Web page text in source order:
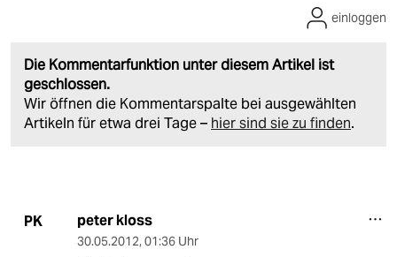
Die Kommentarfunktion unter diesem Artikel ist
geschlossen.
Wir öffnen die Kommentarspalte bei ausgewählten
Artikeln für etwa drei Tage – hier sind sie zu finden.
einloggen
PK peter kloss
30.05.2012, 01:36 Uhr